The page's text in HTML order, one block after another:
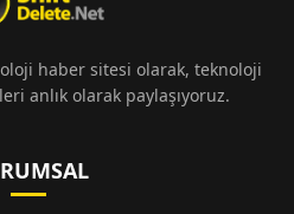
haber sitesi olarak, teknoloji
anlık olarak paylaşıyoruz.